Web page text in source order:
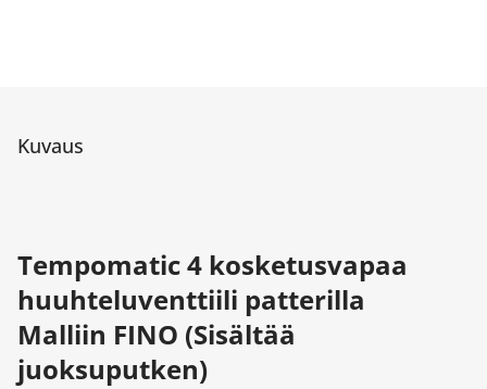
Kuvaus
Tempomatic 4 kosketusvapaa
huuhteluventtiili patterilla
Malliin FINO (Sisältää
juoksuputken)